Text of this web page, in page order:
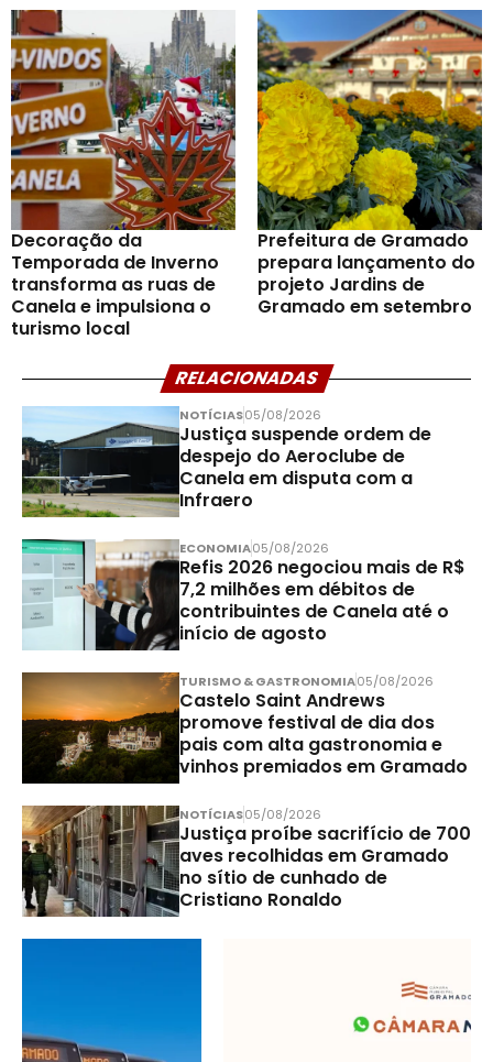
Decoração da
Temporada de Inverno
transforma as ruas de
Canela e impulsiona o
turismo local
Prefeitura de Gramado
prepara lançamento do
projeto Jardins de
Gramado em setembro
RELACIONADAS
NOTÍCIAS05/08/2026
Justiça suspende ordem de
despejo do Aeroclube de
Canela em disputa com a
Infraero
ECONOMIA05/08/2026
Refis 2026 negociou mais de R$
7,2 milhões em débitos de
contribuintes de Canela até o
início de agosto
TURISMO & GASTRONOMIA05/08/2026
Castelo Saint Andrews
promove festival de dia dos
pais com alta gastronomia e
vinhos premiados em Gramado
NOTÍCIAS05/08/2026
Justiça proíbe sacrifício de 700
aves recolhidas em Gramado
no sítio de cunhado de
Cristiano Ronaldo